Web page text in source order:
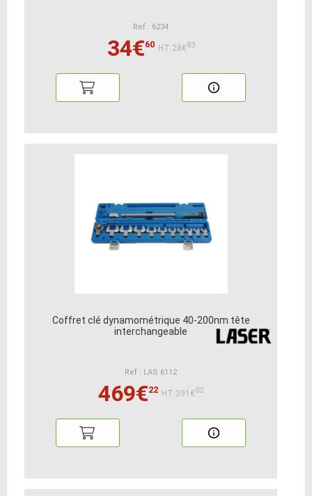
Ref : 6234
34€60 HT:28€83
Coffret clé dynamométrique 40-200nm tête
interchangeable
Ref : LAS 6112
469€22 HT:391€02